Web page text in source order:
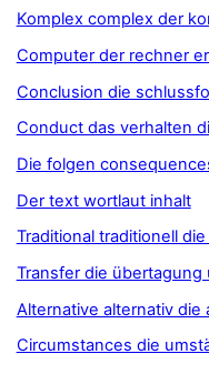
Komplex complex der
Computer der rechner
Conclusion die
Conduct das verhalten
Die folgen
Der text wortlaut inhalt
Traditional traditionell
Transfer die übertagung
Alternative alternativ die
Circumstances die